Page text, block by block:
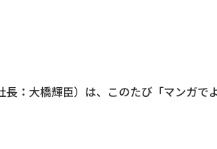
：大橋輝臣）は、このたび「マンガ